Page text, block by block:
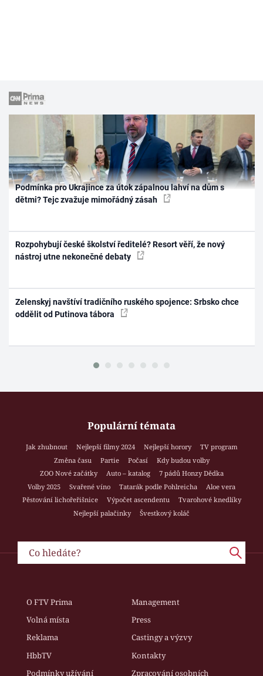
Podmínka pro Ukrajince za útok zápalnou lahví na dům s
dětmi? Tejc zvažuje mimořádný zásah
Rozpohybují české školství ředitelé? Resort věří, že nový
nástroj utne nekonečné debaty
Zelenskyj navštíví tradičního ruského spojence: Srbsko chce
oddělit od Putinova tábora
Populární témata
Jak zhubnout Nejlepší filmy 2024 Nejlepší horory
TV program
Změna času
Partie Počasí
Kdy budou volby
ZOO Nové začátky
Auto – katalog
7 pádů Honzy Dědka
Volby 2025
Svařené víno Tatarák podle Pohlreicha
Aloe vera
Pěstování lichořeřišnice
Výpočet ascendentu
Tvarohové knedlíky
Nejlepší palačinky
Švestkový koláč
O FTV Prima
Management
Volná místa
Press
Reklama
Castingy a výzvy
HbbTV
Kontakty
Podmínky užívání
Zpracování osobních